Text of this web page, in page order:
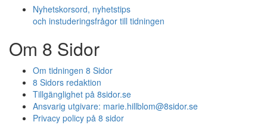
Nyhetskorsord, nyhetstips
och instuderingsfrågor till tidningen
Om 8 Sidor
Om tidningen 8 Sidor
8 Sidors redaktion
Tillgänglighet på 8sidor.se
Ansvarig utgivare: marie.hillblom@8sidor.se
Privacy policy på 8 sidor